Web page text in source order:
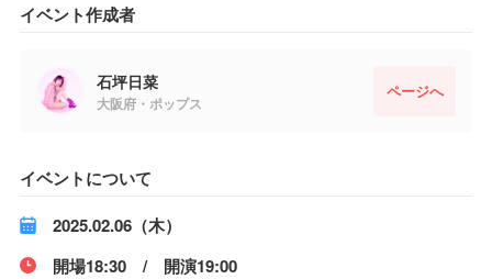
イベント作成者
石坪日菜
大阪府・ポップス
ページへ
イベントについて
2025.02.06（木）
開場18:30 / 開演19:00